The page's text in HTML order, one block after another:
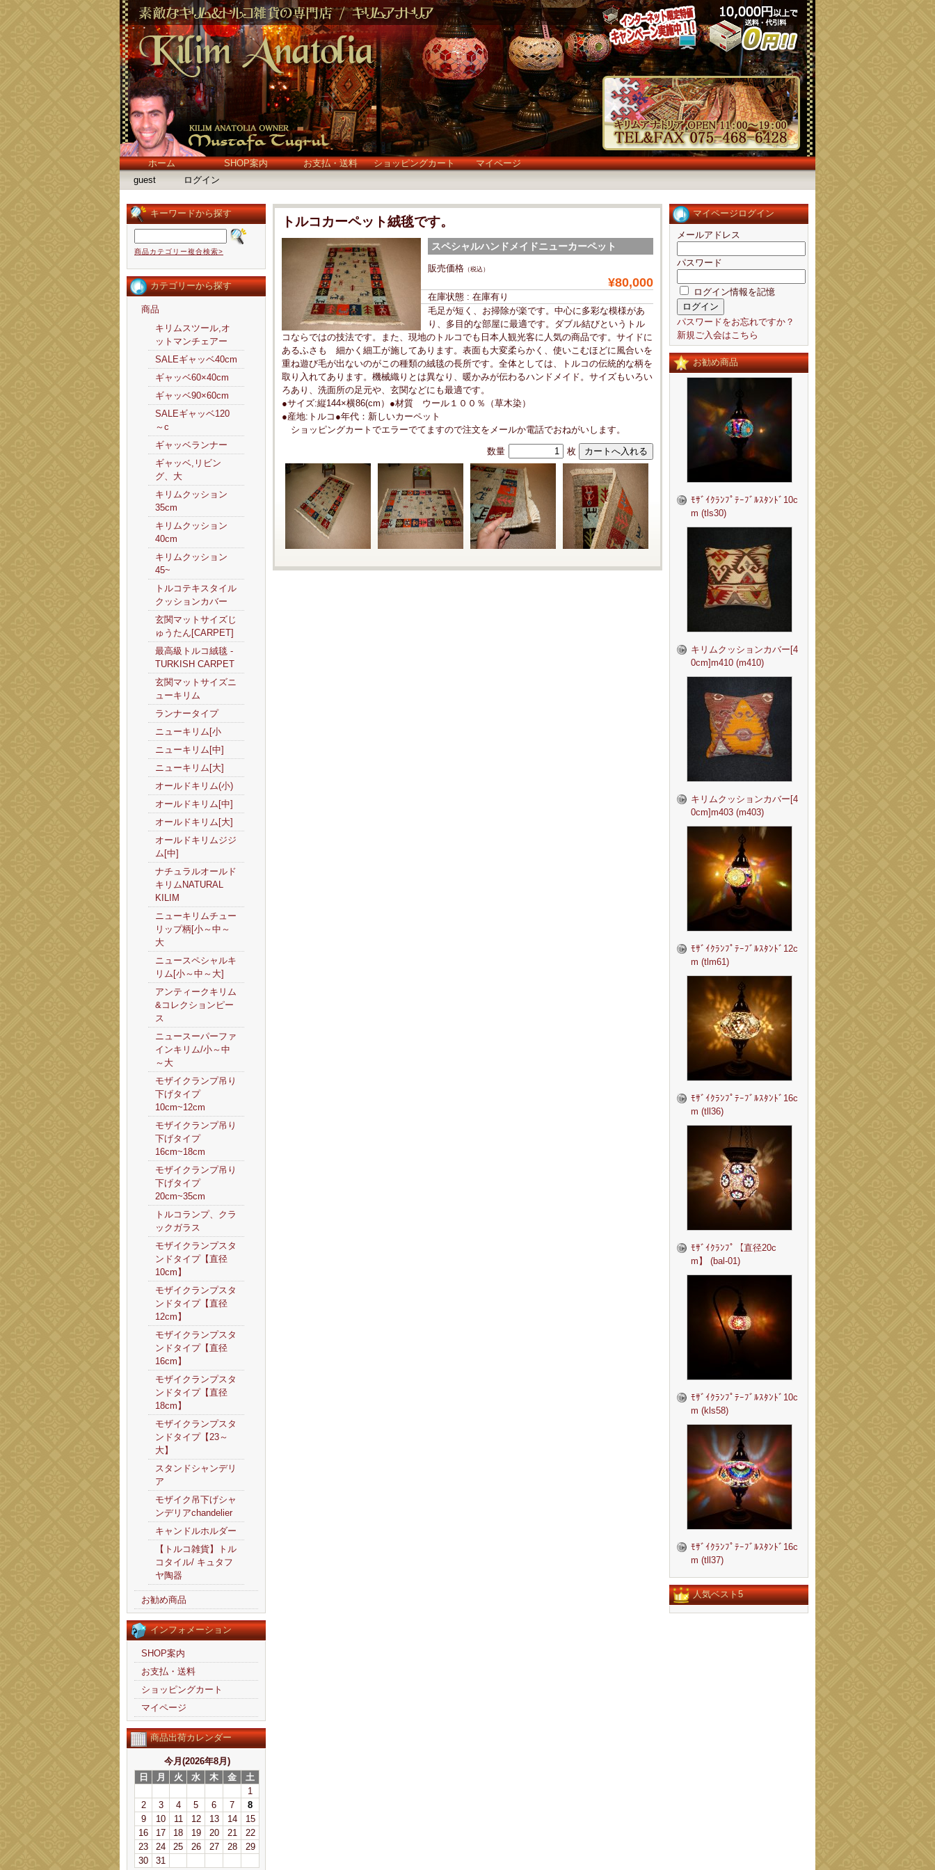
ホーム SHOP案内 お支払・送料 ショッピングカート
マイページ
guest
ログイン
キーワードから探す
商品カテゴリー複合検索>
カテゴリーから探す
商品
キリムスツール,オ
ットマンチェアー
SALEギャッベ40cm
ギャッベ60×40cm
ギャッベ90×60cm
SALEギャッベ120
～c
ギャッベランナー
ギャッベ,リビン
グ、大
キリムクッション
35cm
キリムクッション
40cm
キリムクッション
45~
トルコテキスタイル
クッションカバー
玄関マットサイズじ
ゅうたん[CARPET]
最高級トルコ絨毯 -
TURKISH CARPET
玄関マットサイズニ
ューキリム
ランナータイプ
ニューキリム[小
ニューキリム[中]
ニューキリム[大]
オールドキリム(小)
オールドキリム[中]
オールドキリム[大]
オールドキリムジジ
ム[中]
ナチュラルオールド
キリムNATURAL
KILIM
ニューキリムチュー
リップ柄[小～中～
大
ニュースペシャルキ
リム[小～中～大]
アンティークキリム
&コレクションピー
ス
ニュースーパーファ
インキリム/小～中
～大
モザイクランプ吊り
下げタイプ
10cm~12cm
モザイクランプ吊り
下げタイプ
16cm~18cm
モザイクランプ吊り
下げタイプ
20cm~35cm
トルコランプ、クラ
ックガラス
モザイクランプスタ
ンドタイプ【直径
10cm】
モザイクランプスタ
ンドタイプ【直径
12cm】
モザイクランプスタ
ンドタイプ【直径
16cm】
モザイクランプスタ
ンドタイプ【直径
18cm】
モザイクランプスタ
ンドタイプ【23～
大】
スタンドシャンデリ
ア
モザイク吊下げシャ
ンデリアchandelier
キャンドルホルダー
【トルコ雑貨】トル
コタイル/ キュタフ
ヤ陶器
お勧め商品
インフォメーション
SHOP案内
お支払・送料
ショッピングカート
マイページ
商品出荷カレンダー
今月(2026年8月)
日
月 火 水 木 金
土
1
2
3 4 5 6 7
8
9
10 11 12 13 14
15
16
17 18 19 20 21
22
23
24 25 26 27 28
29
30
31
マイページログイン
メールアドレス
パスワード
ログイン情報を記憶
パスワードをお忘れですか？
新規ご入会はこちら
お勧め商品
ﾓｻﾞｲｸﾗﾝﾌﾟﾃｰﾌﾞﾙｽﾀﾝﾄﾞ10c
m (tls30)
キリムクッションカバー[4
0cm]m410 (m410)
キリムクッションカバー[4
0cm]m403 (m403)
ﾓｻﾞｲｸﾗﾝﾌﾟﾃｰﾌﾞﾙｽﾀﾝﾄﾞ12c
m (tlm61)
ﾓｻﾞｲｸﾗﾝﾌﾟﾃｰﾌﾞﾙｽﾀﾝﾄﾞ16c
m (tll36)
ﾓｻﾞｲｸﾗﾝﾌﾟ【直径20c
m】 (bal-01)
ﾓｻﾞｲｸﾗﾝﾌﾟﾃｰﾌﾞﾙｽﾀﾝﾄﾞ10c
m (kls58)
ﾓｻﾞｲｸﾗﾝﾌﾟﾃｰﾌﾞﾙｽﾀﾝﾄﾞ16c
m (tll37)
人気ベスト5
トルコカーペット絨毯です。
スペシャルハンドメイドニューカーペット
販売価格 （税込）
¥80,000
在庫状態 : 在庫有り
毛足が短く、お掃除が楽です。中心に多彩な模様があ
り、多目的な部屋に最適です。ダブル結びというトル
コならではの技法です。また、現地のトルコでも日本人観光客に人気の商品です。サイドに
あるふさも 細かく細工が施してあります。表面も大変柔らかく、使いこむほどに風合いを
重ね遊び毛が出ないのがこの種類の絨毯の長所です。全体としては、トルコの伝統的な柄を
取り入れてあります。機械織りとは異なり、暖かみが伝わるハンドメイド。サイズもいろい
ろあり、洗面所の足元や、玄関などにも最適です。
●サイズ:縦144×横86(cm）●材質 ウール１００％（草木染）
●産地:トルコ●年代：新しいカーペット
ショッピングカートでエラーでてますので注文をメールか電話でおねがいします。
数量 枚